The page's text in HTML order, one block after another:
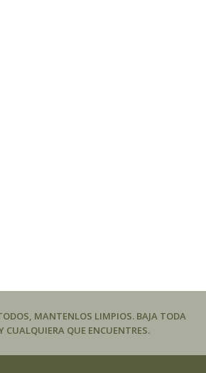
MANTENLOS LIMPIOS. BAJA TODA
CUALQUIERA QUE ENCUENTRES.